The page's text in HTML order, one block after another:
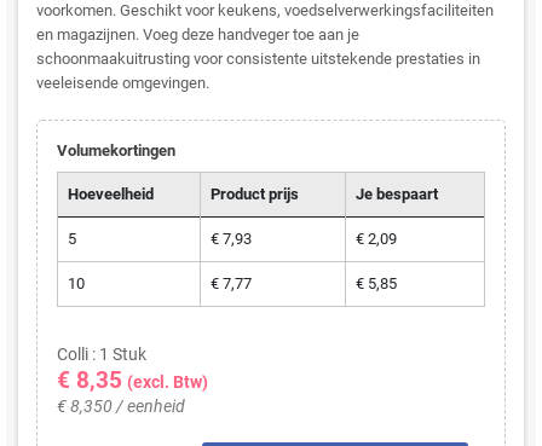
voorkomen. Geschikt voor keukens, voedselverwerkingsfaciliteiten
en magazijnen. Voeg deze handveger toe aan je
schoonmaakuitrusting voor consistente uitstekende prestaties in
veeleisende omgevingen.
Volumekortingen
Hoeveelheid Product prijs Je bespaart
5 € 7,93 € 2,09
10 € 7,77 € 5,85
Colli : 1 Stuk
€ 8,35 (excl. Btw)
€ 8,350 / eenheid